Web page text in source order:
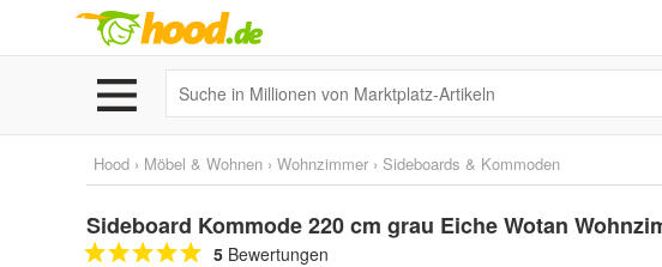
Hood › Möbel & Wohnen › Wohnzimmer › Sideboards & Kommoden
Sideboard Kommode 220 cm grau Eiche Wotan
5 Bewertungen